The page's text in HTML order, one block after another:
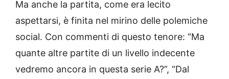
Ma anche la partita, come era lecito
aspettarsi, è finita nel mirino delle polemiche
social. Con commenti di questo tenore: “Ma
quante altre partite di un livello indecente
vedremo ancora in questa serie A?”, “Dal